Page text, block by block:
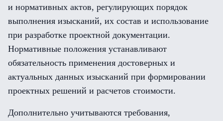
и нормативных актов, регулирующих порядок
выполнения изысканий, их состав и использование
при разработке проектной документации.
Нормативные положения устанавливают
обязательность применения достоверных и
актуальных данных изысканий при формировании
проектных решений и расчетов стоимости.
Дополнительно учитываются требования,